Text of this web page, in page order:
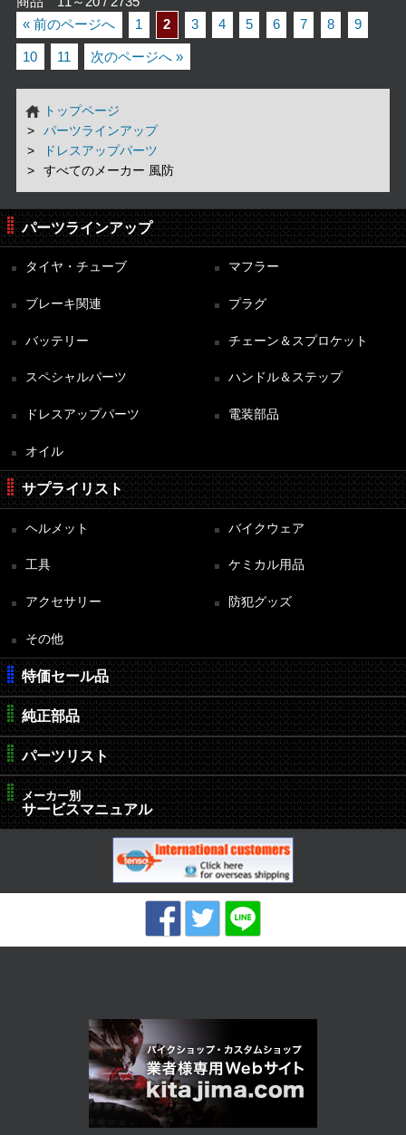
« 前のページへ
1 2 3 4 5 6 7 8 9
10 11 次のページへ »
トップページ
パーツラインアップ
ドレスアップパーツ
すべてのメーカー 風防
パーツラインアップ
タイヤ・チューブ マフラー
ブレーキ関連 プラグ
バッテリー チェーン＆スプロケット
スペシャルパーツ ハンドル＆ステップ
ドレスアップパーツ 電装部品
オイル
サプライリスト
ヘルメット バイクウェア
工具 ケミカル用品
アクセサリー 防犯グッズ
その他
特価セール品
純正部品
パーツリスト
メーカー別
サービスマニュアル